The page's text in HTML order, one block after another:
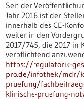
Seit der
Jahr 2016 ist der
innerhalb des CE-
weiter in den
2017/745, die 2017 in
verpflichtend
https://regulatorik-
pro.de/infothek/mdr/
pruefung/
klinische-pruefung-